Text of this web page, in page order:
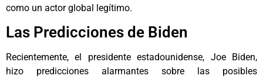
como un actor global legítimo.
Las Predicciones de Biden
Recientemente, el presidente estadounidense, Joe Biden,
hizo predicciones alarmantes sobre las posibles